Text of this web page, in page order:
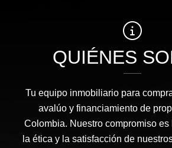
QUIÉNES
Tu equipo inmobiliario para
avalúo y financiamiento de
Colombia. Nuestro compromiso es
la ética y la satisfacción de